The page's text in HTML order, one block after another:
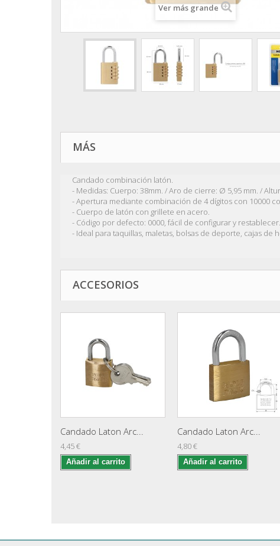
Ver más grande
MÁS
Candado combinación latón.
- Medidas: Cuerpo: 38mm. / Aro de cierre: Ø 5,95 mm. /
- Apertura mediante combinación de 4 dígitos con 10000
- Cuerpo de latón con grillete en acero.
- Código por defecto: 0000, fácil de configurar y
- Ideal para taquillas, maletas, bolsas de deporte, cajas de
ACCESORIOS
Candado Laton Arc...
4,45 €
Añadir al carrito
Candado Laton Arc...
4,80 €
Añadir al carrito